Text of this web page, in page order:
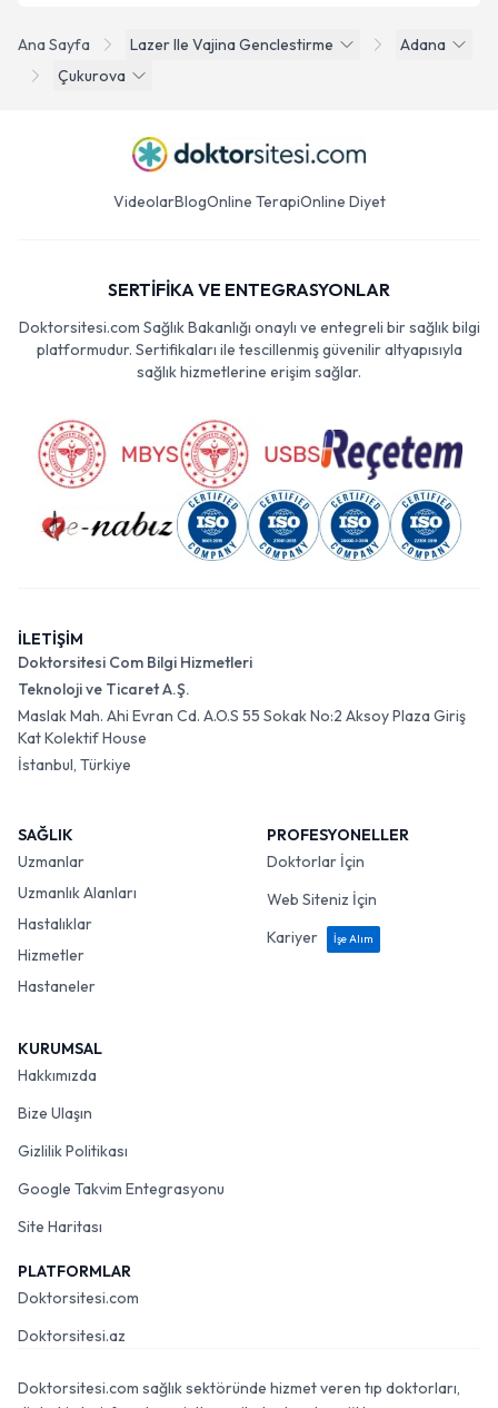
Ana Sayfa Lazer Ile Vajina Genclestirme
Adana
Çukurova
VideolarBlogOnline TerapiOnline Diyet
SERTİFİKA VE ENTEGRASYONLAR
Doktorsitesi.com Sağlık Bakanlığı onaylı ve entegreli bir sağlık bilgi
platformudur. Sertifikaları ile tescillenmiş güvenilir altyapısıyla
sağlık hizmetlerine erişim sağlar.
İLETİŞİM
Doktorsitesi Com Bilgi Hizmetleri
Teknoloji ve Ticaret A.Ş.
Maslak Mah. Ahi Evran Cd. A.O.S 55 Sokak No:2 Aksoy Plaza Giriş
Kat Kolektif House
İstanbul, Türkiye
SAĞLIK
Uzmanlar
Uzmanlık Alanları
Hastalıklar
Hizmetler
Hastaneler
PROFESYONELLER
Doktorlar İçin
Web Siteniz İçin
Kariyer
İşe Alım
KURUMSAL
Hakkımızda
Bize Ulaşın
Gizlilik Politikası
Google Takvim Entegrasyonu
Site Haritası
PLATFORMLAR
Doktorsitesi.com
Doktorsitesi.az
Doktorsitesi.com sağlık sektöründe hizmet veren tıp doktorları,